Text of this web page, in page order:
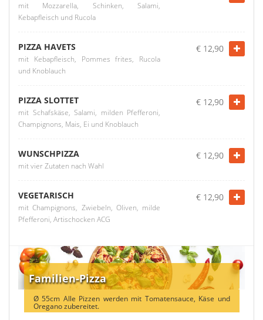
mit Mozzarella, Schinken, Salami,
Kebapfleisch und Rucola
PIZZA HAVETS
mit Kebapfleisch, Pommes frites, Rucola
und Knoblauch
€ 12,90
PIZZA SLOTTET
mit Schafskäse, Salami, milden Pfefferoni,
Champignons, Mais, Ei und Knoblauch
€ 12,90
WUNSCHPIZZA
mit vier Zutaten nach Wahl
€ 12,90
VEGETARISCH
mit Champignons, Zwiebeln, Oliven, milde
Pfefferoni, Artischocken ACG
€ 12,90
Familien-Pizza
Ø 55cm Alle Pizzen werden mit Tomatensauce, Käse und
Oregano zubereitet.